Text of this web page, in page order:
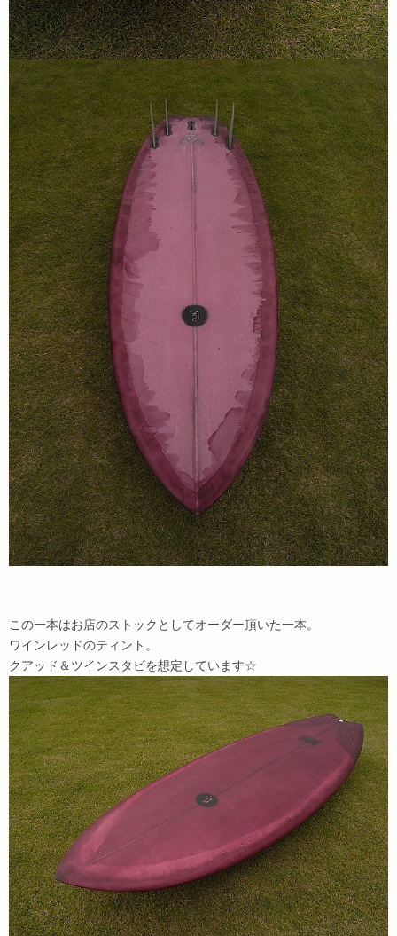
この一本はお店のストックとしてオーダー頂いた一本。
ワインレッドのティント。
クアッド＆ツインスタビを想定しています☆